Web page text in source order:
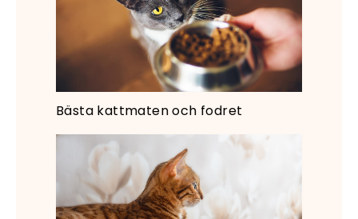
Bästa kattmaten och fodret